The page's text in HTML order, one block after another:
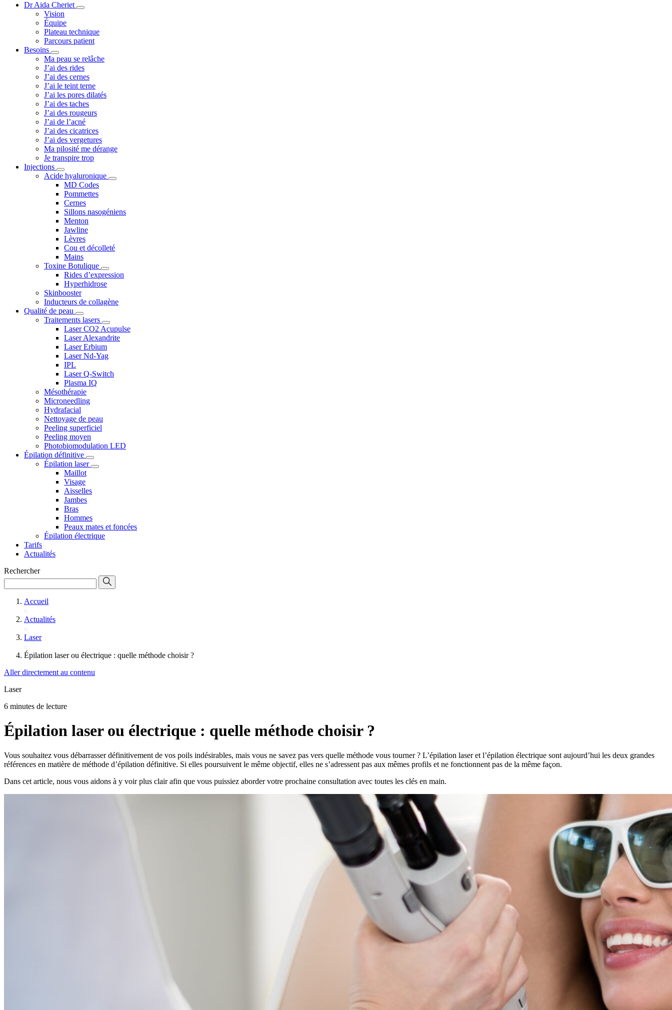
Dr Aida Cheriet
Vision
Équipe
Plateau technique
Parcours patient
Besoins
Ma peau se relâche
J’ai des rides
J’ai des cernes
J’ai le teint terne
J’ai les pores dilatés
J’ai des taches
J’ai des rougeurs
J’ai de l’acné
J’ai des cicatrices
J’ai des vergetures
Ma pilosité me dérange
Je transpire trop
Injections
Acide hyaluronique
MD Codes
Pommettes
Cernes
Sillons nasogéniens
Menton
Jawline
Lèvres
Cou et décolleté
Mains
Toxine Botulique
Rides d’expression
Hyperhidrose
Skinbooster
Inducteurs de collagène
Qualité de peau
Traitements lasers
Laser CO2 Acupulse
Laser Alexandrite
Laser Erbium
Laser Nd-Yag
IPL
Laser Q-Switch
Plasma IQ
Mésothérapie
Microneedling
Hydrafacial
Nettoyage de peau
Peeling superficiel
Peeling moyen
Photobiomodulation LED
Épilation définitive
Épilation laser
Maillot
Visage
Aisselles
Jambes
Bras
Hommes
Peaux mates et foncées
Épilation électrique
Tarifs
Actualités
Rechercher
Accueil
Actualités
Laser
Épilation laser ou électrique : quelle méthode choisir ?
Aller directement au contenu
Laser
6 minutes de lecture
Épilation laser ou électrique : quelle méthode choisir ?
Vous souhaitez vous débarrasser définitivement de vos poils indésirables, mais vous ne savez pas vers quelle méthode vous tourner ? L’épilation laser et l’épilation électrique sont aujourd’hui les deux grandes
références en matière de méthode d’épilation définitive. Si elles poursuivent le même objectif, elles ne s’adressent pas aux mêmes profils et ne fonctionnent pas de la même façon.
Dans cet article, nous vous aidons à y voir plus clair afin que vous puissiez aborder votre prochaine consultation avec toutes les clés en main.